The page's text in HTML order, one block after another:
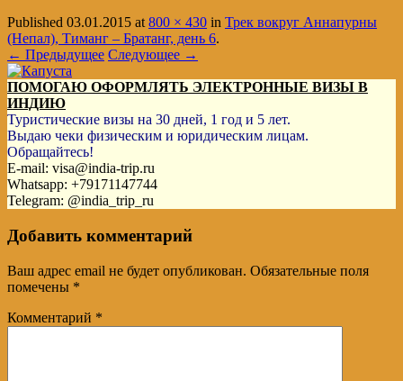
Published 03.01.2015 at800 × 430 in Трек вокруг Аннапурны
(Непал), Тиманг – Братанг, день 6.
← Предыдущее Следующее →
ПОМОГАЮ ОФОРМЛЯТЬ ЭЛЕКТРОННЫЕ ВИЗЫ В
ИНДИЮ
Туристические визы на 30 дней, 1 год и 5 лет.
Выдаю чеки физическим и юридическим лицам.
Обращайтесь!
E-mail: visa@india-trip.ru
Whatsapp: +79171147744
Telegram: @india_trip_ru
Добавить комментарий
Ваш адрес email не будет опубликован. Обязательные поля
помечены *
Комментарий *